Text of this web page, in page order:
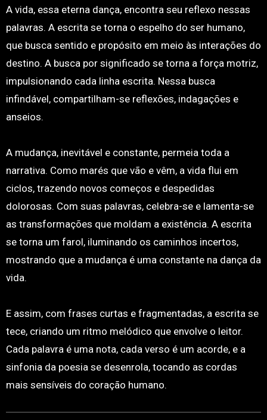
A vida, essa eterna dança, encontra seu reflexo nessas
palavras. A escrita se torna o espelho do ser humano,
que busca sentido e propósito em meio às interações do
destino. A busca por significado se torna a força motriz,
impulsionando cada linha escrita. Nessa busca
infindável, compartilham-se reflexões, indagações e
anseios.
A mudança, inevitável e constante, permeia toda a
narrativa. Como marés que vão e vêm, a vida flui em
ciclos, trazendo novos começos e despedidas
dolorosas. Com suas palavras, celebra-se e lamenta-se
as transformações que moldam a existência. A escrita
se torna um farol, iluminando os caminhos incertos,
mostrando que a mudança é uma constante na dança da
vida.
E assim, com frases curtas e fragmentadas, a escrita se
tece, criando um ritmo melódico que envolve o leitor.
Cada palavra é uma nota, cada verso é um acorde, e a
sinfonia da poesia se desenrola, tocando as cordas
mais sensíveis do coração humano.